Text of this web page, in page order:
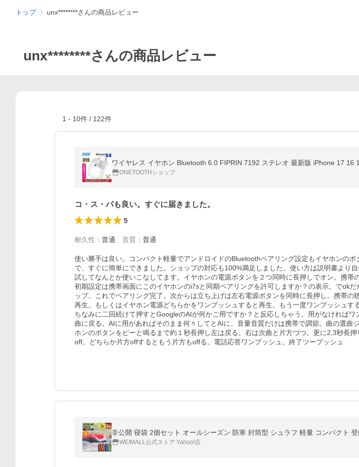
トップ unx********さんの商品レビュー
unx********さんの商品レビュー
1 - 10件 / 122件
ワイヤレス イヤホン Bluetooth 6.0 FIPRIN 7192 ステレオ 最新版 iPhone 17
ONETOOTHショップ
コ・ス・パも良い。すぐに届きました。
5
耐久性 ： 普通 音質 ： 普通
使い勝手は良い。コンパクト軽量でアンドロイドのBluetoothペアリング設定もイヤホンのボ
で、すぐに簡単にできました。ショップの対応も100%満足しました。使い方は説明書より自
試してなんとか使いこなしてます。イヤホンの電源ボタンを２つ同時に長押しでオン。携帯
初期設定は携帯画面にこのイヤホンのi7sと同期ペアリングを許可しますか？の表示。でokだ
ップ。これでペアリング完了。次からは立ち上げは左右電源ボタンを同時に長押し。携帯の
再生。もしくはイヤホン電源どちらかをワンプッシュすると再生。もう一度ワンプッシュす
ちなみに二回続けて押すとGoogleのAIが何かご用ですか？と反応しちゃう。用がなければワ
曲に戻る。AIに用があればそのまま何々してとAIに。音量音質だけは携帯で調節。曲の選曲
ホンのボタンをピーと鳴るまで約１秒長押し左は戻る。右は次曲と片方づつ。更に2,3秒長
off。どちらか片方offするともう片方もoffる。電話応答ワンプッシュ。終了ツープッシュ
非公開 寝袋 2個セット オールシーズン 防寒 封筒型 シュラフ 軽量 コンパクト
WEIMALL公式ストア Yahoo!店